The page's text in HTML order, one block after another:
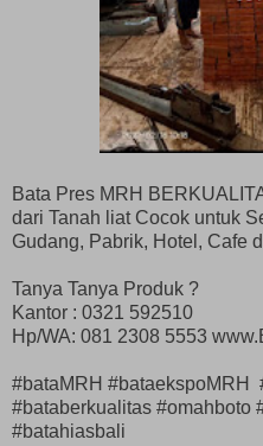
Bata Pres MRH
dari Tanah liat Cocok untuk
Gudang, Pabrik, Hotel, Cafe
Tanya Tanya Produk ?
Kantor : 0321 592510
Hp/WA: 081 2308 5553
#bataMRH #bataekspoMRH
#bataberkualitas #omahboto
#batahiasbali